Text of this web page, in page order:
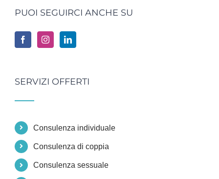
PUOI SEGUIRCI ANCHE SU
SERVIZI OFFERTI
Consulenza individuale
Consulenza di coppia
Consulenza sessuale